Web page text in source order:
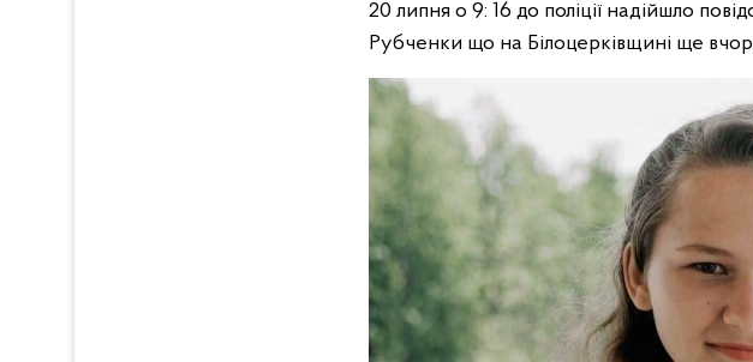
20 липня о 9: 16 до поліції надійшло
Рубченки що на Білоцерківщині ще